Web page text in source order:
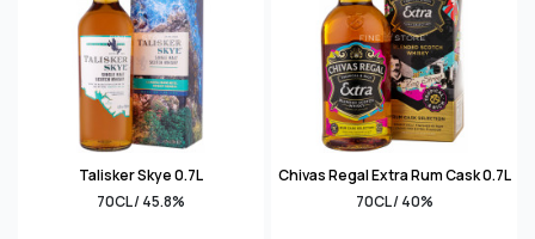
Talisker Skye 0.7L
70CL / 45.8%
Chivas Regal Extra Rum Cask 0.7L
70CL / 40%